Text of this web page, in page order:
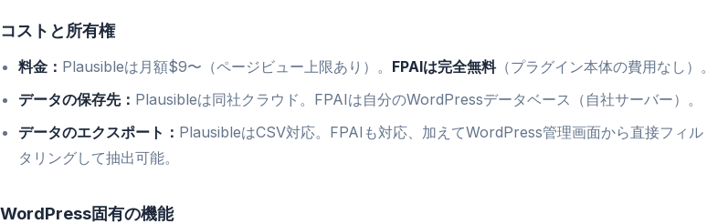
コストと所有権
料金： Plausibleは月額$9〜（ページビュー上限あり）。 FPAIは完全無料（プラグイン本体の費用なし）。
データの保存先： Plausibleは同社クラウド。FPAIは自分のWordPressデータベース（自社サーバー）。
データのエクスポート： PlausibleはCSV対応。FPAIも対応、加えてWordPress管理画面から直接フィル
タリングして抽出可能。
WordPress固有の機能